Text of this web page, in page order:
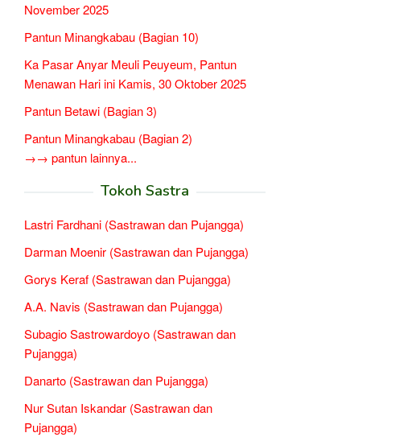
November 2025
Pantun Minangkabau (Bagian 10)
Ka Pasar Anyar Meuli Peuyeum, Pantun
Menawan Hari ini Kamis, 30 Oktober 2025
Pantun Betawi (Bagian 3)
Pantun Minangkabau (Bagian 2)
→→ pantun lainnya...
Tokoh Sastra
Lastri Fardhani (Sastrawan dan Pujangga)
Darman Moenir (Sastrawan dan Pujangga)
Gorys Keraf (Sastrawan dan Pujangga)
A.A. Navis (Sastrawan dan Pujangga)
Subagio Sastrowardoyo (Sastrawan dan
Pujangga)
Danarto (Sastrawan dan Pujangga)
Nur Sutan Iskandar (Sastrawan dan
Pujangga)